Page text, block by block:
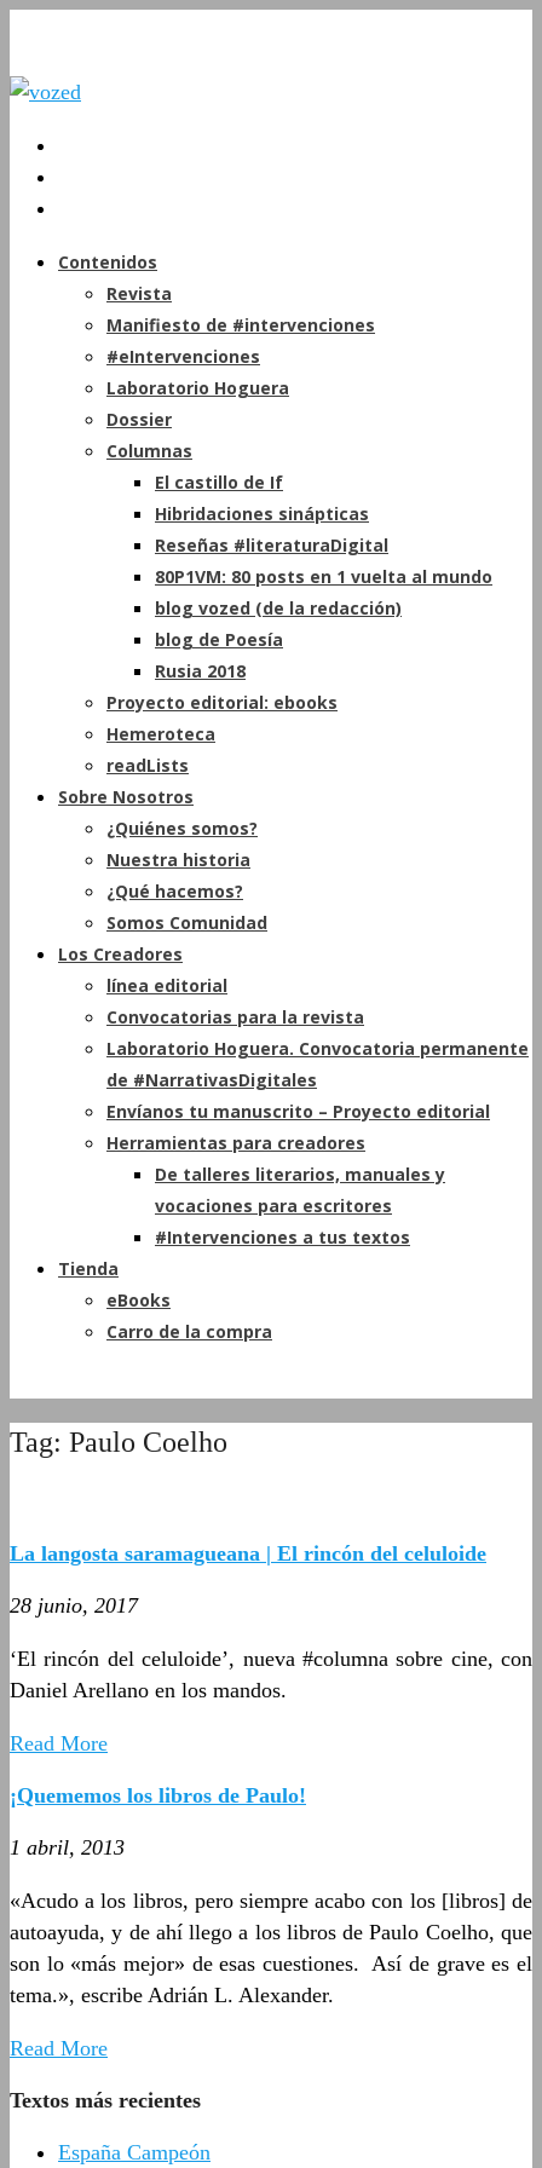
Contenidos
Revista
Manifiesto de #intervenciones
#eIntervenciones
Laboratorio Hoguera
Dossier
Columnas
El castillo de If
Hibridaciones sinápticas
Reseñas #literaturaDigital
80P1VM: 80 posts en 1 vuelta al mundo
blog vozed (de la redacción)
blog de Poesía
Rusia 2018
Proyecto editorial: ebooks
Hemeroteca
readLists
Sobre Nosotros
¿Quiénes somos?
Nuestra historia
¿Qué hacemos?
Somos Comunidad
Los Creadores
línea editorial
Convocatorias para la revista
Laboratorio Hoguera. Convocatoria permanente
de #NarrativasDigitales
Envíanos tu manuscrito – Proyecto editorial
Herramientas para creadores
De talleres literarios, manuales y
vocaciones para escritores
#Intervenciones a tus textos
Tienda
eBooks
Carro de la compra
Tag: Paulo Coelho
La langosta saramagueana | El rincón del celuloide
28 junio, 2017
‘El rincón del celuloide’, nueva #columna sobre cine, con
Daniel Arellano en los mandos.
Read More
¡Quememos los libros de Paulo!
1 abril, 2013
«Acudo a los libros, pero siempre acabo con los [libros] de
autoayuda, y de ahí llego a los libros de Paulo Coelho, que
son lo «más mejor» de esas cuestiones. Así de grave es el
tema.», escribe Adrián L. Alexander.
Read More
Textos más recientes
España Campeón